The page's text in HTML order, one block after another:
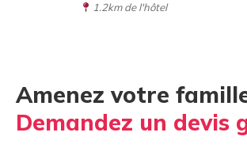
1.2km de l'hôtel
Amenez votre
Demandez un devis